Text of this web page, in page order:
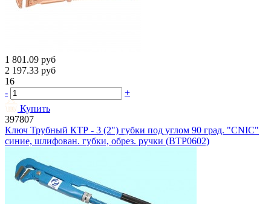
1 801.09 руб
2 197.33 руб
16
-
+
Купить
397807
Ключ Трубный КТР - 3 (2") губки под углом 90 град. "CNIC"
синие, шлифован. губки, обрез. ручки (BTP0602)